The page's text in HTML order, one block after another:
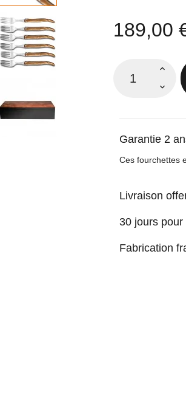
189,00
Garantie 2
Ces fourchettes
Livraison
30 jours
Fabrication